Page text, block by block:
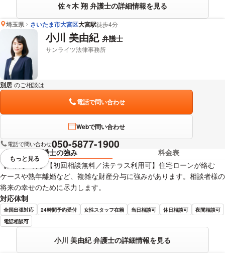
佐々木 翔 弁護士の詳細情報を見る
埼玉県 さいたま市大宮区大宮駅徒歩4分
小川 美由紀 弁護士
サンライツ法律事務所
別居 のご相談は
電話で問い合わせ
Webで問い合わせ
電話で問い合わせ050-5877-1900
弁護士の強み
料金表
【大宮駅3分】【初回相談無料／法テラス利用可】住宅ローンが絡む
ケースや熟年離婚など、複雑な財産分与に強みがあります。相談者様の
将来の幸せのために尽力します。
対応体制
全国出張対応 24時間予約受付 女性スタッフ在籍 当日相談可 休日相談可
夜間相談可
電話相談可
小川 美由紀 弁護士の詳細情報を見る
視覚的に省略されている要素を
もっと見る